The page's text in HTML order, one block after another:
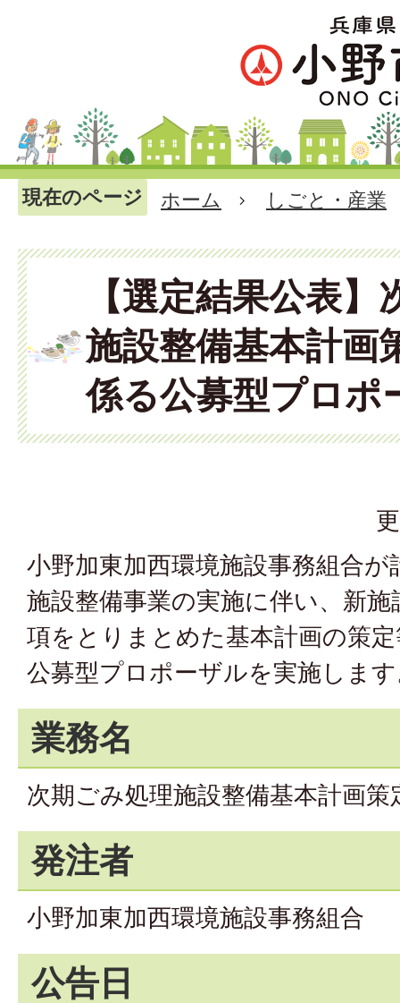
現在のページ ホーム しごと・産業
【選定結果公表
施設整備基本計画
係る公募型プロポ
小野加東加西環境施設事務組合
施設整備事業の実施に伴い、新
項をとりまとめた基本計画の策
公募型プロポーザルを実施しま
業務名
次期ごみ処理施設整備基本計画策
発注者
小野加東加西環境施設事務組合
公告日